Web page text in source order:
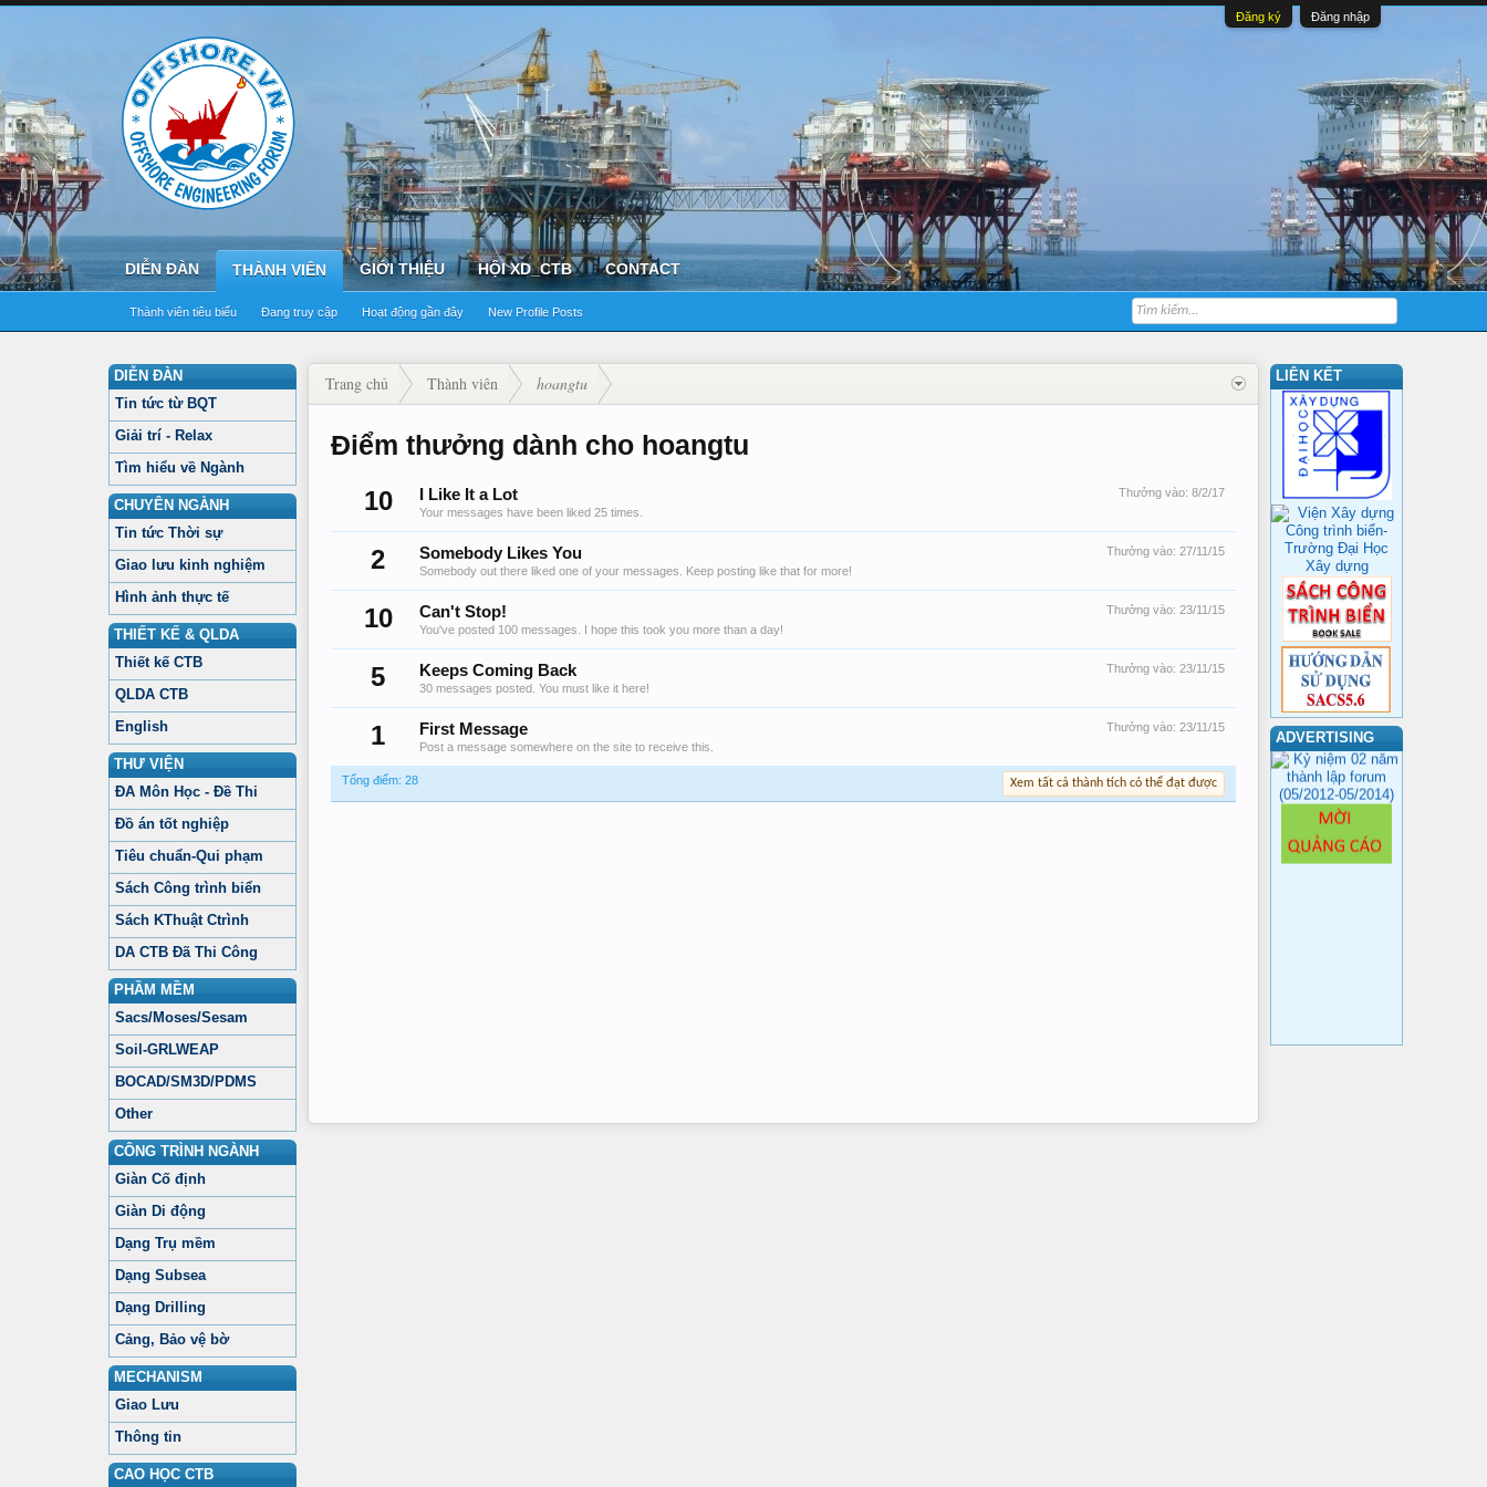
Đăng ký Đăng nhập
DIỄN ĐÀN THÀNH VIÊN
Thành viên tiêu biểu Đang truy cập Hoạt động gần đây New Profile Posts
GIỚI THIỆU HỘI XD_CTB CONTACT
DIỄN ĐÀN
Tin tức từ BQT
Giải trí - Relax
Tìm hiểu về Ngành
CHUYÊN NGÀNH
Tin tức Thời sự
Giao lưu kinh nghiệm
Hình ảnh thực tế
THIẾT KẾ & QLDA
Thiết kế CTB
QLDA CTB
English
THƯ VIỆN
ĐA Môn Học - Đề Thi
Đồ án tốt nghiệp
Tiêu chuẩn-Qui phạm
Sách Công trình biển
Sách KThuật Ctrình
DA CTB Đã Thi Công
PHẦM MỀM
Sacs/Moses/Sesam
Soil-GRLWEAP
BOCAD/SM3D/PDMS
Other
CÔNG TRÌNH NGÀNH
Giàn Cố định
Giàn Di động
Dạng Trụ mềm
Dạng Subsea
Dạng Drilling
Cảng, Bảo vệ bờ
MECHANISM
Giao Lưu
Thông tin
CAO HỌC CTB
Trang chủ Thành viên hoangtu
Điểm thưởng dành cho hoangtu
10 Thưởng vào: 8/2/17
I Like It a Lot
Your messages have been liked 25 times.
2 Thưởng vào: 27/11/15
Somebody Likes You
Somebody out there liked one of your messages. Keep posting like that for more!
10 Thưởng vào: 23/11/15
Can't Stop!
You've posted 100 messages. I hope this took you more than a day!
5 Thưởng vào: 23/11/15
Keeps Coming Back
30 messages posted. You must like it here!
1 Thưởng vào: 23/11/15
First Message
Post a message somewhere on the site to receive this.
Tổng điểm: 28 Xem tất cả thành tích có thể đạt được
LIÊN KẾT
ADVERTISING